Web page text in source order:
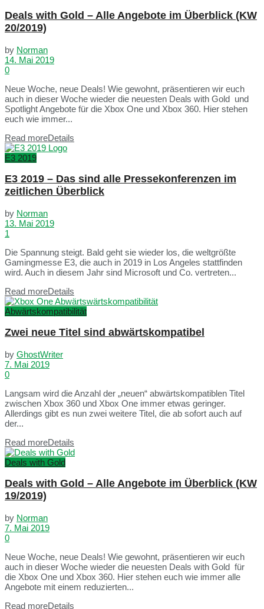
Deals with Gold – Alle Angebote im Überblick (KW
20/2019)
by Norman
14. Mai 2019
0
Neue Woche, neue Deals! Wie gewohnt, präsentieren wir euch
auch in dieser Woche wieder die neuesten Deals with Gold und
Spotlight Angebote für die Xbox One und Xbox 360. Hier stehen
euch wie immer...
Read moreDetails
E3 2019
E3 2019 – Das sind alle Pressekonferenzen im
zeitlichen Überblick
by Norman
13. Mai 2019
1
Die Spannung steigt. Bald geht sie wieder los, die weltgrößte
Gamingmesse E3, die auch in 2019 in Los Angeles stattfinden
wird. Auch in diesem Jahr sind Microsoft und Co. vertreten...
Read moreDetails
Abwärtskompatibilität
Zwei neue Titel sind abwärtskompatibel
by GhostWriter
7. Mai 2019
0
Langsam wird die Anzahl der „neuen“ abwärtskompatiblen Titel
zwischen Xbox 360 und Xbox One immer etwas geringer.
Allerdings gibt es nun zwei weitere Titel, die ab sofort auch auf
der...
Read moreDetails
Deals with Gold
Deals with Gold – Alle Angebote im Überblick (KW
19/2019)
by Norman
7. Mai 2019
0
Neue Woche, neue Deals! Wie gewohnt, präsentieren wir euch
auch in dieser Woche wieder die neuesten Deals with Gold für
die Xbox One und Xbox 360. Hier stehen euch wie immer alle
Angebote mit einem reduzierten...
Read moreDetails